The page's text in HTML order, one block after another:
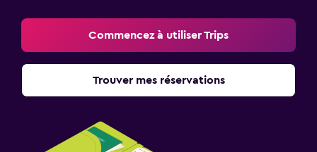
Commencez à utiliser Trips
Trouver mes réservations